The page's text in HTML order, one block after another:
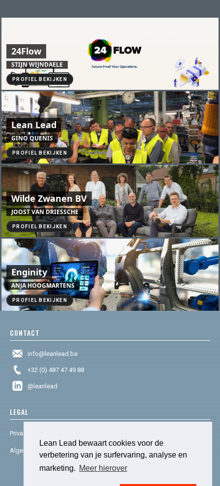
Lean Lead bewaart cookies voor de
verbetering van je surfervaring, analyse en
marketing. Meer hierover
24Flow
STIJN WIJNDAELE
PROFIEL BEKIJKEN
Lean Lead
GINO QUENIS
PROFIEL BEKIJKEN
Wilde Zwanen BV
JOOST VAN DRIESSCHE
PROFIEL BEKIJKEN
Enginity
ANJA HOOGMARTENS
PROFIEL BEKIJKEN
CONTACT
info@leanlead.be
+32 (0) 487 47 49 88
@leanlead
LEGAL
Privacy & cookies
Algemene voorwaarden